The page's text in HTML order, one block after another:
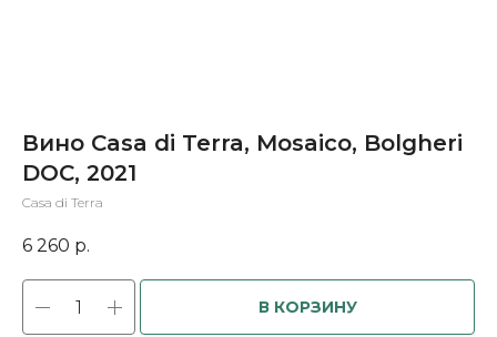
Вино Casa di Terra, Mosaico, Bolgheri
DOC, 2021
Casa di Terra
6 260 р.
В КОРЗИНУ